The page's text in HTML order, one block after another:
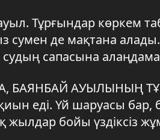
Тұрғындар көркем
сумен де мақтана
судың сапасына
БАЯНБАЙ АУЫЛЫНЫҢ
қиын еді. Үй шаруасы
бойы үздіксіз